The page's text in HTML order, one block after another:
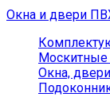
Окна и двери
Москитные
Окна,